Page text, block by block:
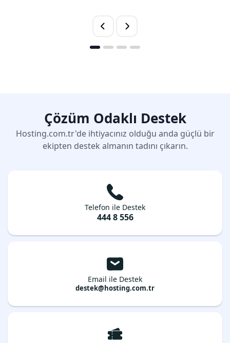
Çözüm Odaklı Destek
Hosting.com.tr'de ihtiyacınız olduğu anda güçlü bir
ekipten destek almanın tadını çıkarın.
Telefon ile Destek
444 8 556
Email ile Destek
destek@hosting.com.tr